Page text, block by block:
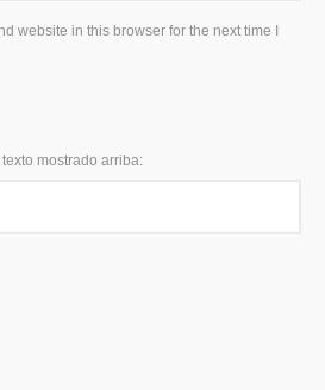
website in this browser for the next time I
mostrado arriba: